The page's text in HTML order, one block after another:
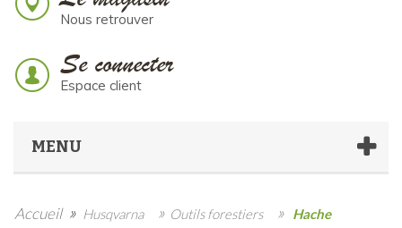
Nous retrouver
Se connecter
Espace client
MENU
Accueil » Husqvarna » Outils forestiers » Hache